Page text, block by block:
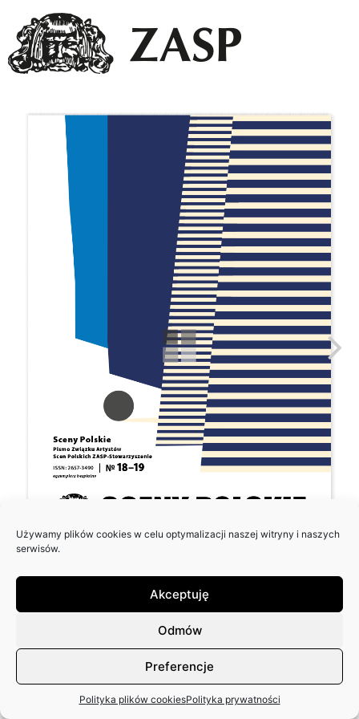
Używamy plików cookies w celu optymalizacji naszej witryny i naszych
serwisów.
Akceptuję
Odmów
Preferencje
Polityka plików cookiesPolityka prywatności